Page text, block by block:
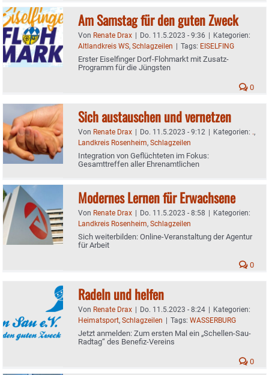
Am Samstag für den guten Zweck
Von Renate Drax | Do. 11.5.2023 - 9:36 | Kategorien:
Altlandkreis WS, Schlagzeilen | Tags: EISELFING
Erster Eiselfinger Dorf-Flohmarkt mit Zusatz-
Programm für die Jüngsten
0
Sich austauschen und vernetzen
Von Renate Drax | Do. 11.5.2023 - 9:12 | Kategorien: .,
Landkreis Rosenheim, Schlagzeilen
Integration von Geflüchteten im Fokus:
Gesamttreffen aller Ehrenamtlichen
Modernes Lernen für Erwachsene
Von Renate Drax | Do. 11.5.2023 - 8:58 | Kategorien:
Landkreis Rosenheim, Schlagzeilen
Sich weiterbilden: Online-Veranstaltung der Agentur
für Arbeit
0
Radeln und helfen
Von Renate Drax | Do. 11.5.2023 - 8:24 | Kategorien:
Heimatsport, Schlagzeilen | Tags: WASSERBURG
Jetzt anmelden: Zum ersten Mal ein „Schellen-Sau-
Radtag“ des Benefiz-Vereins
0